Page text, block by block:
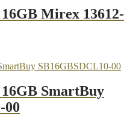
Mirex 13612-
SmartBuy
00